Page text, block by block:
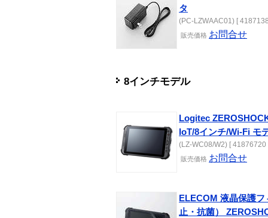
タ
(PC-LZWAAC01) [
販売価格 お問合せ
8インチモデル
Logitec
IoT/8インチ/Wi-Fi モ
(LZ-WC08/W2) [ 41876720
販売価格 お問合せ
ELECOM 液晶保護
止・抗菌）